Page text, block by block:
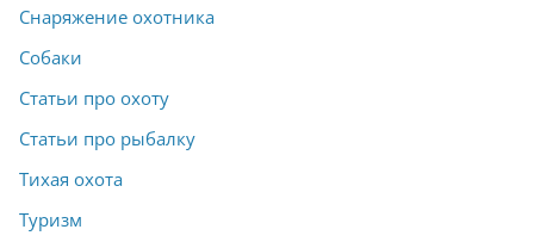
Снаряжение охотника
Собаки
Статьи про охоту
Статьи про рыбалку
Тихая охота
Туризм